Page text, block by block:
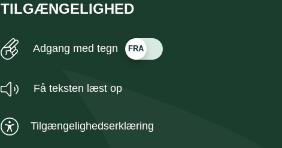
TILGÆNGELIGHED
Adgang med tegn
Få teksten læst op
Tilgængelighedserklæring